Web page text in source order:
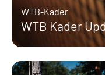
WTB-Kader
WTB Kader